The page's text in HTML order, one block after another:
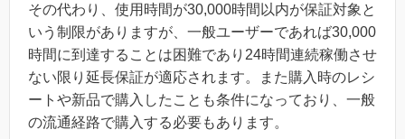
その代わり、使用時間が30,000時間以内が保証対象と
いう制限がありますが、一般ユーザーであれば30,000
時間に到達することは困難であり24時間連続稼働させ
ない限り延長保証が適応されます。また購入時のレシ
ートや新品で購入したことも条件になっており、一般
の流通経路で購入する必要もあります。